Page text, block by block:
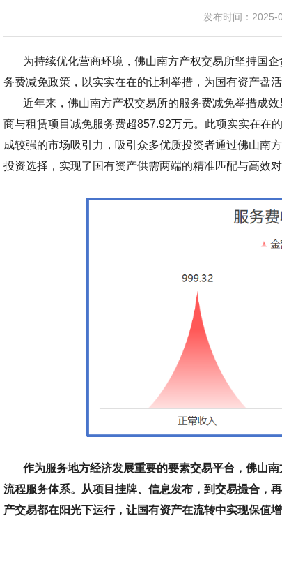
发布时间：
为持续优化营商环境，佛山南方产权交易所坚持国企
务费减免政策，以实实在在的让利举措，为国有资产盘活
近年来，佛山南方产权交易所的服务费减免举措成效
商与租赁项目减免服务费超857.92万元。此项实实在在
成较强的市场吸引力，吸引众多优质投资者通过佛山南
投资选择，实现了国有资产供需两端的精准匹配与高效对
作为服务地方经济发展重要的要素交易平台，佛山南
流程服务体系。从项目挂牌、信息发布，到交易撮合，
产交易都在阳光下运行，让国有资产在流转中实现保值增